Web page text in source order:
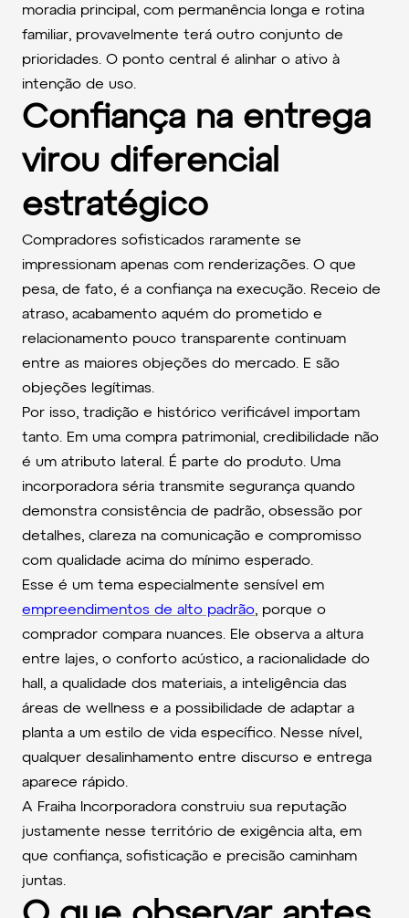
moradia principal, com permanência longa e rotina
familiar, provavelmente terá outro conjunto de
prioridades. O ponto central é alinhar o ativo à
intenção de uso.
Confiança na entrega
virou diferencial
estratégico
Compradores sofisticados raramente se
impressionam apenas com renderizações. O que
pesa, de fato, é a confiança na execução. Receio de
atraso, acabamento aquém do prometido e
relacionamento pouco transparente continuam
entre as maiores objeções do mercado. E são
objeções legítimas.
Por isso, tradição e histórico verificável importam
tanto. Em uma compra patrimonial, credibilidade não
é um atributo lateral. É parte do produto. Uma
incorporadora séria transmite segurança quando
demonstra consistência de padrão, obsessão por
detalhes, clareza na comunicação e compromisso
com qualidade acima do mínimo esperado.
Esse é um tema especialmente sensível em
empreendimentos de alto padrão, porque o
comprador compara nuances. Ele observa a altura
entre lajes, o conforto acústico, a racionalidade do
hall, a qualidade dos materiais, a inteligência das
áreas de wellness e a possibilidade de adaptar a
planta a um estilo de vida específico. Nesse nível,
qualquer desalinhamento entre discurso e entrega
aparece rápido.
A Fraiha Incorporadora construiu sua reputação
justamente nesse território de exigência alta, em
que confiança, sofisticação e precisão caminham
juntas.